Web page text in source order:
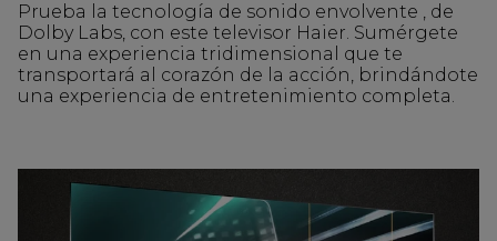
Prueba la tecnología de sonido envolvente , de
Dolby Labs, con este televisor Haier. Sumérgete
en una experiencia tridimensional que te
transportará al corazón de la acción, brindándote
una experiencia de entretenimiento completa.